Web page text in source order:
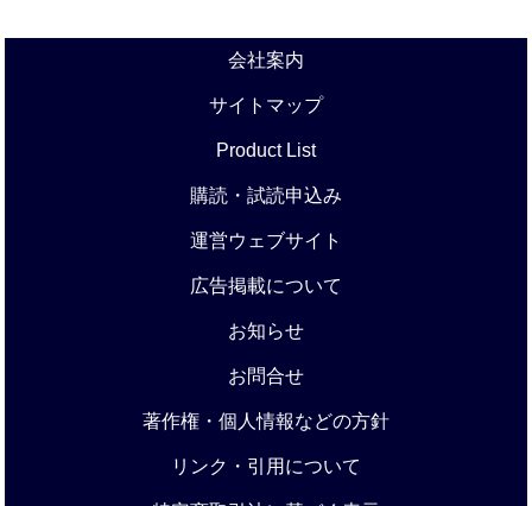
会社案内
サイトマップ
Product List
購読・試読申込み
運営ウェブサイト
広告掲載について
お知らせ
お問合せ
著作権・個人情報などの方針
リンク・引用について